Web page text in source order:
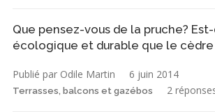
Que pensez-vous de la pruche?
écologique et durable que le cèdre
Publié par Odile Martin 6 juin 2014
Terrasses, balcons et gazébos 2